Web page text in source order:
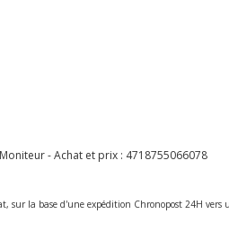
- Achat et prix : 4718755066078
sur la base d'une expédition Chronopost 24H